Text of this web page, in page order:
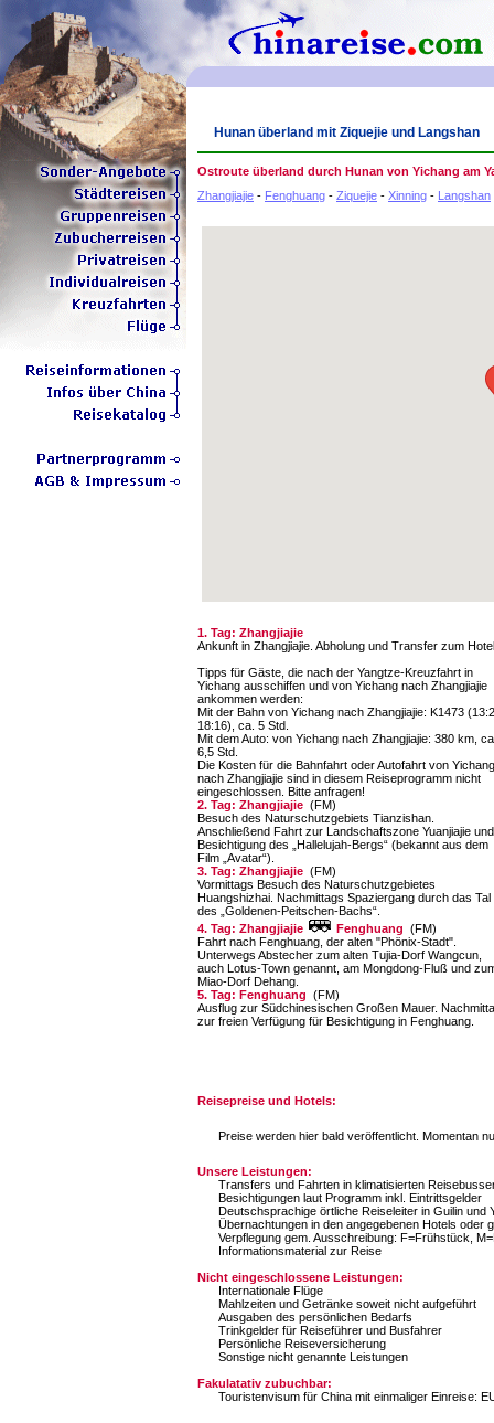
Hunan überland mit Ziquejie und Langshan
Ostroute überland durch Hunan von Yichang am
Zhangjiajie - Fenghuang - Ziquejie - Xinning - Langshan
1. Tag: Zhangjiajie
Ankunft in Zhangjiajie. Abholung und Transfer zum
Tipps für Gäste, die nach der Yangtze-Kreuzfahrt in
Yichang ausschiffen und von Yichang nach Zhangjiajie
ankommen werden:
Mit der Bahn von Yichang nach Zhangjiajie: K1473
18:16), ca. 5 Std.
Mit dem Auto: von Yichang nach Zhangjiajie: 380 km,
6,5 Std.
Die Kosten für die Bahnfahrt oder Autofahrt von Yichang
nach Zhangjiajie sind in diesem Reiseprogramm nicht
eingeschlossen. Bitte anfragen!
2. Tag: Zhangjiajie (FM)
Besuch des Naturschutzgebiets Tianzishan.
Anschließend Fahrt zur Landschaftszone Yuanjiajie und
Besichtigung des „Hallelujah-Bergs“ (bekannt aus dem
Film „Avatar“).
3. Tag: Zhangjiajie (FM)
Vormittags Besuch des Naturschutzgebietes
Huangshizhai. Nachmittags Spaziergang durch das Tal
des „Goldenen-Peitschen-Bachs“.
4. Tag: Zhangjiajie
Fenghuang (FM)
Fahrt nach Fenghuang, der alten "Phönix-Stadt".
Unterwegs Abstecher zum alten Tujia-Dorf Wangcun,
auch Lotus-Town genannt, am Mongdong-Fluß und
Miao-Dorf Dehang.
5. Tag: Fenghuang (FM)
Ausflug zur Südchinesischen Großen Mauer.
zur freien Verfügung für Besichtigung in Fenghuang.
Reisepreise und Hotels:
Preise werden hier bald veröffentlicht. Momentan
Unsere Leistungen:
Transfers und Fahrten in klimatisierten
Besichtigungen laut Programm inkl. Eintrittsgelder
Deutschsprachige örtliche Reiseleiter in Guilin
Übernachtungen in den angegebenen Hotels oder
Verpflegung gem. Ausschreibung: F=Frühstück,
Informationsmaterial zur Reise
Nicht eingeschlossene Leistungen:
Internationale Flüge
Mahlzeiten und Getränke soweit nicht aufgeführt
Ausgaben des persönlichen Bedarfs
Trinkgelder für Reiseführer und Busfahrer
Persönliche Reiseversicherung
Sonstige nicht genannte Leistungen
Fakulatativ zubuchbar:
Touristenvisum für China mit einmaliger Einreise: